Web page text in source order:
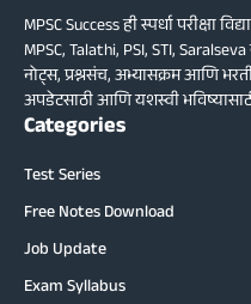
MPSC Success ही स्पर्धा परीक्षा
MPSC, Talathi, PSI, STI,
नोट्स, प्रश्नसंच, अभ्यासक्रम आणि
अपडेटसाठी आणि यशस्वी
Categories
Test Series
Free Notes Download
Job Update
Exam Syllabus